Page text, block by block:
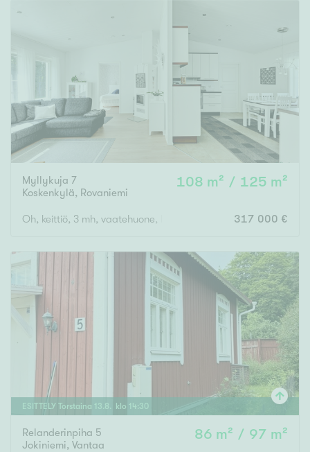
Myllykuja 7
Koskenkylä, Rovaniemi
108 m² / 125 m²
Oh, keittiö, 3 mh, vaatehuone, kodinhoitohuone, wc,317 000 €
ESITTELY Torstaina 13.8. klo 14:30
Relanderinpiha 5
Jokiniemi, Vantaa
86 m² / 97 m²